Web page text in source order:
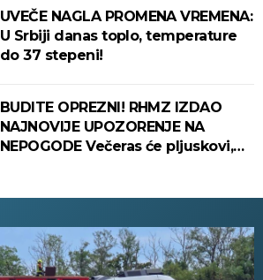
UVEČE NAGLA PROMENA VREMENA:
U Srbiji danas toplo, temperature
do 37 stepeni!
BUDITE OPREZNI! RHMZ IZDAO
NAJNOVIJE UPOZORENJE NA
NEPOGODE Večeras će pljuskovi,